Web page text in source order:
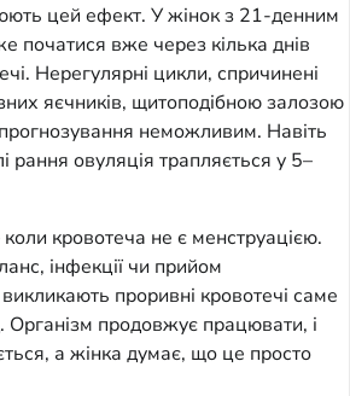
цей ефект. У жінок з 21-денним
початися вже через кілька днів
Нерегулярні цикли, спричинені
яєчників, щитоподібною залозою
неможливим. Навіть
рання овуляція трапляється у 5–
кровотеча не є менструацією.
інфекції чи прийом
викликають проривні кровотечі саме
Організм продовжує працювати, і
а жінка думає, що це просто